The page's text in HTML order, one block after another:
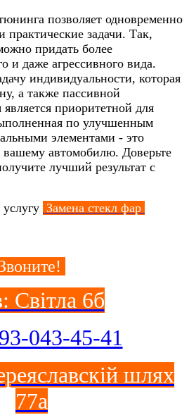
позволяет одновременно
практические задачи. Так,
придать более
и даже агрессивного вида.
индивидуальности, которая
а также пассивной
является приоритетной для
по улучшенным
элементами - это
автомобилю. Доверьте
лучший результат с
Замена стекл фар
Світла 6б
043-45-41
шлях
77а